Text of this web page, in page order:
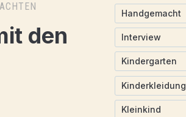
den
Handgemacht
Interview
Kindergarten
Kinderkleidung
Kleinkind